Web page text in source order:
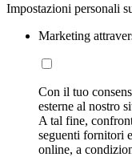
Impostazioni personali
Marketing
Con il tuo
esterne al nostro
A tal fine,
seguenti fornitori
online, a